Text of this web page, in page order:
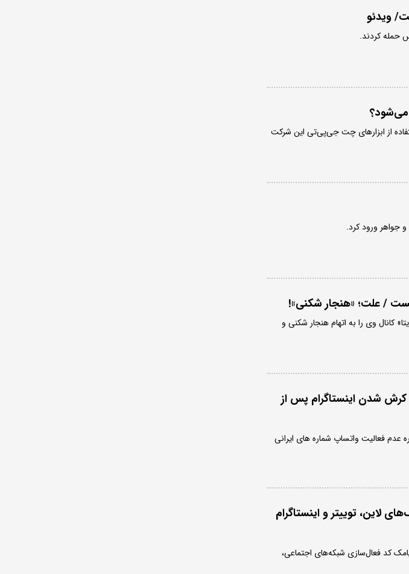
ویدئو
حمله کردند.
می‌شود؟
از ابزارهای چت جی‌پی‌تی این شرکت
بست / علت؛ «هنجار شکنی»!
کانال وی را به اتهام هنجار شکنی و
شدن اینستاگرام پس از
عدم فعالیت واتساپ شماره های ایرانی
لاین، توییتر و اینستاگرام
کد فعال‌سازی شبکه‌های اجتماعی،